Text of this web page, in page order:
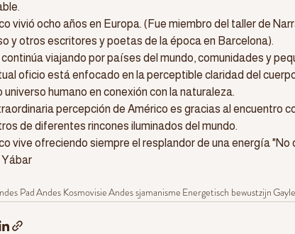
vivió ocho años en Europa. (Fue miembro del taller de
y otros escritores y poetas de la época en Barcelona).
viajando por países del mundo, comunidades y
oficio está enfocado en la perceptible claridad del
universo humano en conexión con la naturaleza.
percepción de Américo es gracias al encuentro
de diferentes rincones iluminados del mundo.
vive ofreciendo siempre el resplandor de una energía
PadAndes KosmovisieAndes sjamanisme Energetisch bewustzijn